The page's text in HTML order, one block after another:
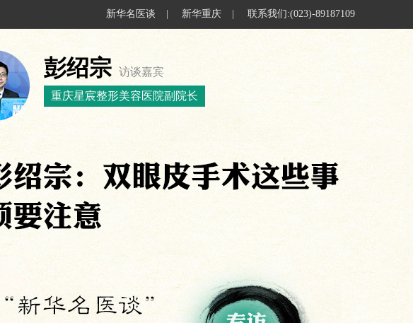
新华名医谈 新华重庆 联系我们:(023)-89187109
彭绍宗 访谈嘉宾
重庆星宸整形美容医院副院长